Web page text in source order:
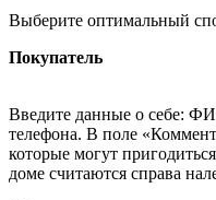
Выберите оптимальный
Покупатель
Введите данные о себе:
телефона. В поле
которые могут
доме считаются справа